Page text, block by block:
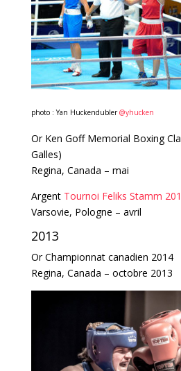
photo : Yan Huckendubler@yhucken
Or Ken Goff Memorial Boxing
Galles)
Regina, Canada – mai
Argent Tournoi Feliks Stamm
Varsovie, Pologne – avril
2013
Or Championnat canadien 2014
Regina, Canada – octobre 2013